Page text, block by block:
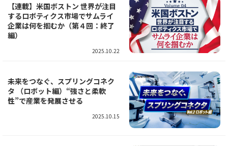
【連載】米国ボストン 世界が注目
するロボティクス市場でサムライ
企業は何を掴むか（第４回：終了
編）
2025.10.22
未来をつなぐ、スプリングコネク
タ （ロボット編）“強さと柔軟
性”で産業を発展させる
2025.10.15